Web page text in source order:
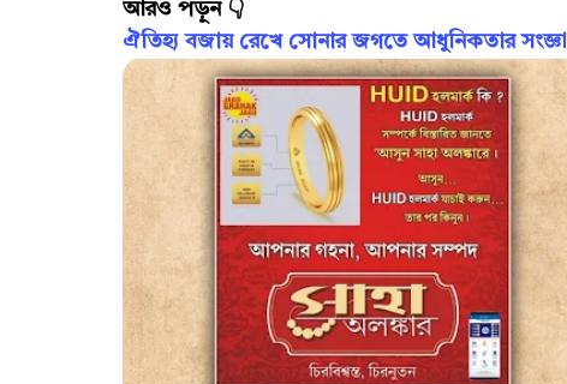
আরও পড়ুন 👇
ঐতিহ্য বজায় রেখে সোনার জগতে আধুনিকতার সংজ্ঞা